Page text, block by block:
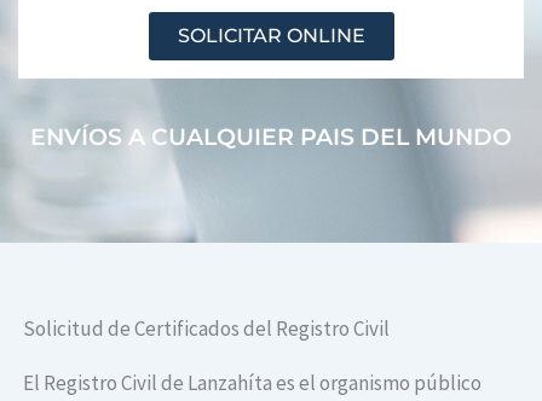
SOLICITAR ONLINE
ENVÍOS A CUALQUIER PAIS DEL MUNDO
Solicitud de Certificados del Registro Civil
El Registro Civil de Lanzahíta es el organismo público